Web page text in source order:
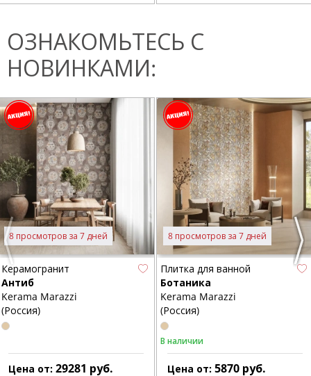
ОЗНАКОМЬТЕСЬ С
НОВИНКАМИ:
Previous
8 просмотров за 7 дней
Керамогранит
Антиб
Kerama Marazzi
(Россия)
Цена от: 29281 руб.
8 просмотров за 7 дней
Плитка для ванной
Ботаника
Kerama Marazzi
(Россия)
В наличии
Цена от: 5870 руб.